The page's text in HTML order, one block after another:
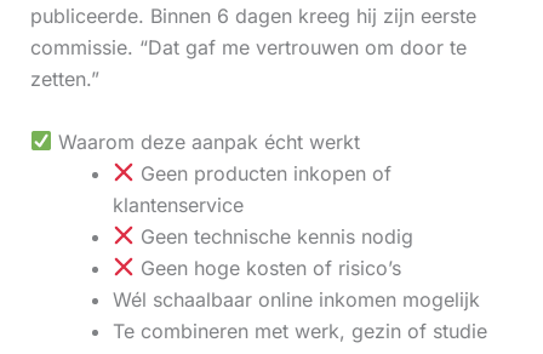
publiceerde. Binnen 6 dagen kreeg hij zijn eerste
commissie. “Dat gaf me vertrouwen om door te
zetten.”
Waarom deze aanpak écht werkt
Geen producten inkopen of
klantenservice
Geen technische kennis nodig
Geen hoge kosten of risico’s
Wél schaalbaar online inkomen mogelijk
Te combineren met werk, gezin of studie